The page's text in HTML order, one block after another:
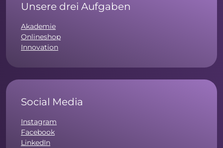
Unsere drei Aufgaben
Akademie
Onlineshop
Innovation
Social Media
Instagram
Facebook
LinkedIn